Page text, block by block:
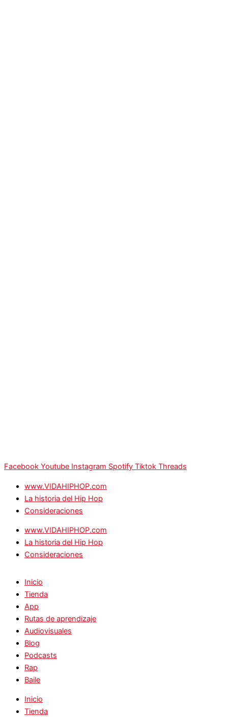
Facebook Youtube Instagram Spotify Tiktok Threads
www.VIDAHIPHOP.com
La historia del Hip Hop
Consideraciones
www.VIDAHIPHOP.com
La historia del Hip Hop
Consideraciones
Inicio
Tienda
App
Rutas de aprendizaje
Audiovisuales
Blog
Podcasts
Rap
Baile
Inicio
Tienda